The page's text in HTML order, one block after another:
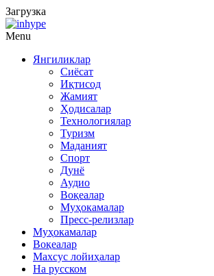
Загрузка
Menu
Янгиликлар
Сиёсат
Иқтисод
Жамият
Ҳодисалар
Технологиялар
Туризм
Маданият
Спорт
Дунё
Аудио
Воқеалар
Муҳокамалар
Пресс-релизлар
Муҳокамалар
Воқеалар
Махсус лойиҳалар
На русском